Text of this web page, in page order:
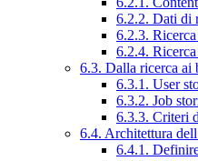
6.2.2. Dati di
6.2.3.
6.2.4.
6.3. Dalla ricerca ai
6.3.1. User
6.3.2. Job
6.3.3. Criteri
6.4. Architettura
6.4.1.